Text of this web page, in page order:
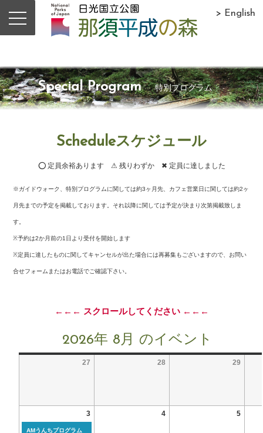
> English
Special Program 特別プログラム
Scheduleスケジュール
⭕ 定員余裕あります ⚠ 残りわずか ✖ 定員に達しました
※ガイドウォーク、特別プログラムに関しては約3ヶ月先、カフェ営業日に関しては約2ヶ
月先までの予定を掲載しております。それ以降に関しては予定が決まり次第掲載致しま
す。
※予約は2か月前の1日より受付を開始します
※定員に達したものに関してキャンセルが出た場合には再募集もございますので、お問い
合せフォームまたはお電話でご確認下さい。
←←← スクロールしてください ←←←
2026年 8月 のイベント
27 28 29
3
AMうんちプログラム
4 5